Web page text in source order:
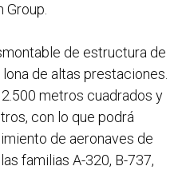
de estructura de
de altas prestaciones.
metros cuadrados y
con lo que podrá
de aeronaves de
familias A-320, B-737,